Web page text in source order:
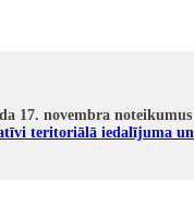
17. novembra
teritoriālā iedalījuma